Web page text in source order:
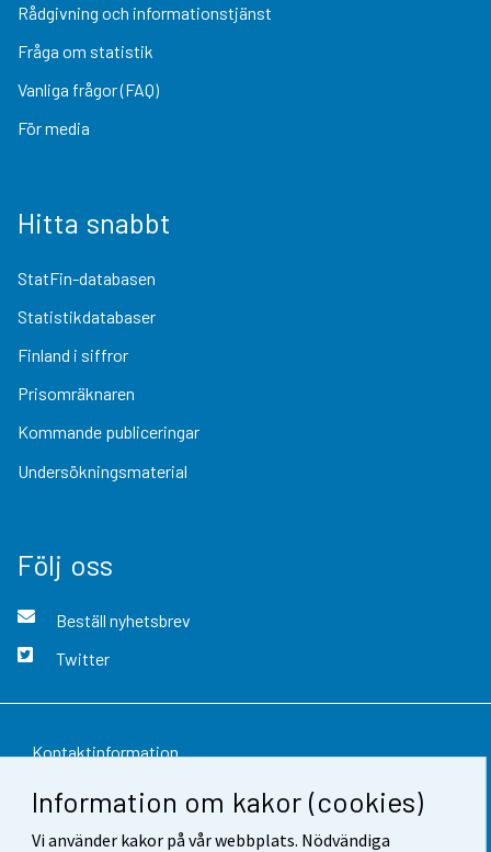
Information om kakor (cookies)
Vi använder kakor på vår webbplats. Nödvändiga
Rådgivning och informationstjänst
Fråga om statistik
Vanliga frågor (FAQ)
För media
Hitta snabbt
StatFin-databasen
Statistikdatabaser
Finland i siffror
Prisomräknaren
Kommande publiceringar
Undersökningsmaterial
Följ oss
Beställ nyhetsbrev
Twitter
Kontaktinformation
Respons
Användarvillkor